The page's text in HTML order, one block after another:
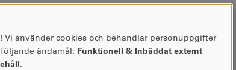
Vi använder cookies och behandlar personuppgifter
ändamål: Funktionell & Inbäddat externt
.